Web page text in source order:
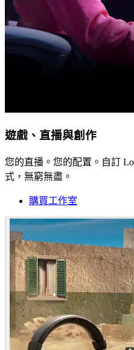
遊戲、直播與創作
您的直播。您的配置。自訂
式，無窮無盡。
購買工作室